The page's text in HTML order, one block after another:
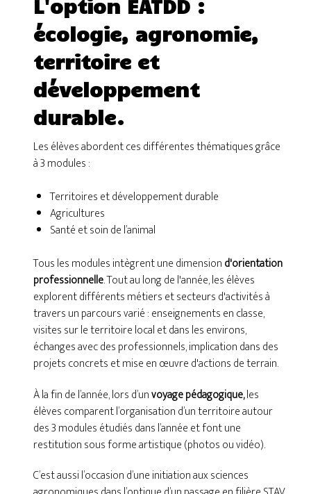
L'option EATDD :
écologie, agronomie,
territoire et
développement
durable.
Les élèves abordent ces différentes thématiques grâce
à 3 modules :
Territoires et développement durable
Agricultures
Santé et soin de l’animal
Tous les modules intègrent une dimensiond'orientation
professionnelle. Tout au long de l'année, les élèves
explorent différents métiers et secteurs d'activités à
travers un parcours varié : enseignements en classe,
visites sur le territoire local et dans les environs,
échanges avec des professionnels, implication dans des
projets concrets et mise en œuvre d'actions de terrain.
À la fin de l’année, lors d’unvoyage pédagogique,les
élèves comparent l’organisation d’un territoire autour
des 3 modules étudiés dans l’année et font une
restitution sous forme artistique (photos ou vidéo).
C’est aussi l’occasion d’une initiation aux sciences